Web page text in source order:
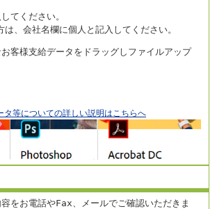
てください。
は、会社名欄に個人と記入してください。
客様支給データをドラッグしファイルアップ
等についての詳しい説明はこちらへ
をお電話やFax、メールでご確認いただきま